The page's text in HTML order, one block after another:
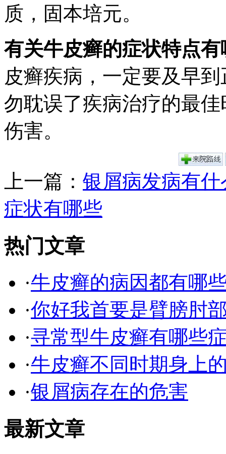
质，固本培元。
有关牛皮癣的症状特点
皮癣疾病，一定要及早
勿耽误了疾病治疗的最
伤害。
上一篇： 银屑病发病有什
症状有哪些
热门文章
·牛皮癣的病因都有哪
·你好我首要是臂膀肘
·寻常型牛皮癣有哪些
·牛皮癣不同时期身上
·银屑病存在的危害
最新文章